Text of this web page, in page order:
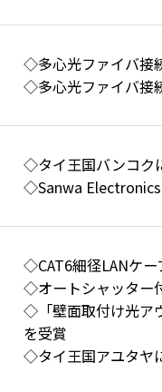
◇多心光ファイバ接
◇多心光ファイバ接
◇タイ王国バンコク
◇Sanwa
◇CAT6細径LANケー
◇オートシャッター
◇「壁面取付け光ア
を受賞
◇タイ王国アユタヤ